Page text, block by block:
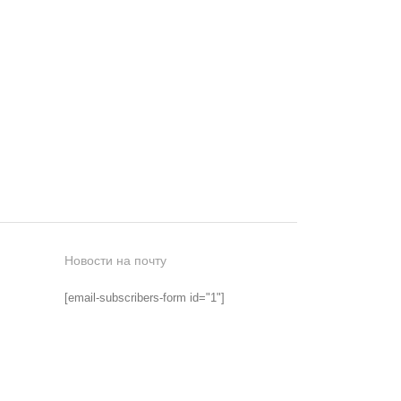
Новости на почту
[email-subscribers-form id="1"]